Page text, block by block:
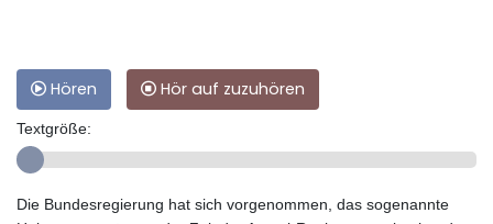
Hören Hör auf zuzuhören
Textgröße:
Die Bundesregierung hat sich vorgenommen, das sogenannte